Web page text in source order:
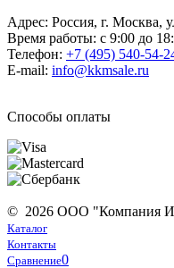
Адрес: Россия, г. Москва,
Время работы: с 9:00 до
Телефон: +7 (495) 540-54-
E-mail: info@kkmsale.ru
Способы оплаты
© 2026 ООО "Компания
Каталог
Контакты
Сравнение0